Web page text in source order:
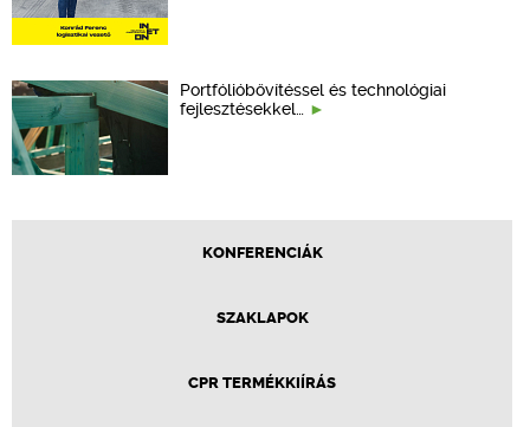
Portfólióbővítéssel és technológiai
fejlesztésekkel…
KONFERENCIÁK
SZAKLAPOK
CPR TERMÉKKIÍRÁS